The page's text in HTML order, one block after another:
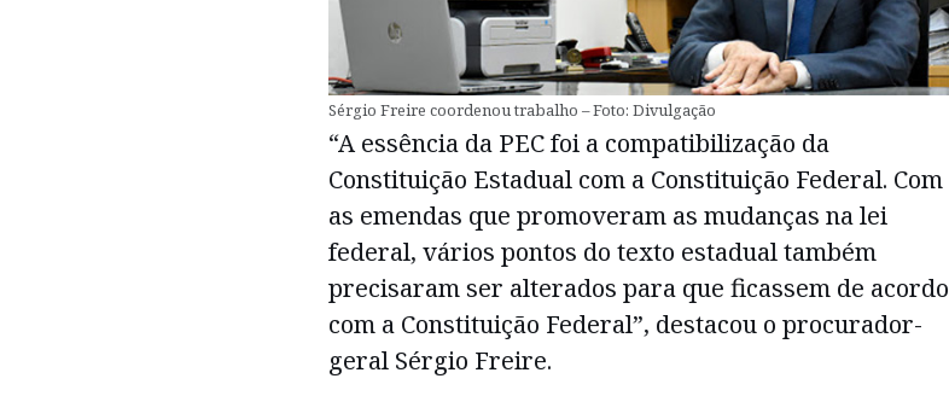
Sérgio Freire coordenou trabalho – Foto: Divulgação
“A essência da PEC foi a compatibilização da
Constituição Estadual com a Constituição Federal. Com
as emendas que promoveram as mudanças na lei
federal, vários pontos do texto estadual também
precisaram ser alterados para que ficassem de acordo
com a Constituição Federal”, destacou o procurador-
geral Sérgio Freire.